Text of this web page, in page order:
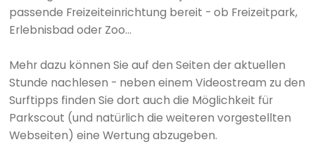
passende Freizeiteinrichtung bereit - ob Freizeitpark,
Erlebnisbad oder Zoo...
Mehr dazu können Sie auf den Seiten der aktuellen
Stunde nachlesen - neben einem Videostream zu den
Surftipps finden Sie dort auch die Möglichkeit für
Parkscout (und natürlich die weiteren vorgestellten
Webseiten) eine Wertung abzugeben.